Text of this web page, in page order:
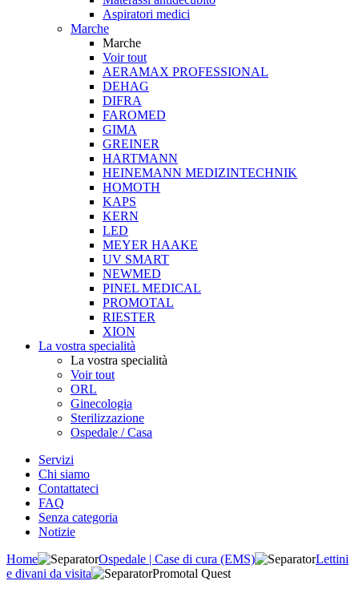
Aspiratori medici
Marche
Marche
Voir tout
AERAMAX PROFESSIONAL
DEHAG
DIFRA
FAROMED
GIMA
GREINER
HARTMANN
HEINEMANN MEDIZINTECHNIK
HOMOTH
KAPS
KERN
LED
MEYER HAAKE
UV SMART
NEWMED
PINEL MEDICAL
PROMOTAL
RIESTER
XION
La vostra specialità
La vostra specialità
Voir tout
ORL
Ginecologia
Sterilizzazione
Ospedale / Casa
Servizi
Chi siamo
Contattateci
FAQ
Senza categoria
Notizie
Home
Ospedale | Case di cura (EMS)
Lettini
e divani da visita
Promotal Quest